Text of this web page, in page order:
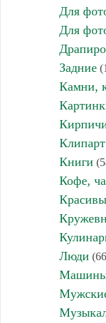
Для
Для
Задние
Камни,
Клипарт
Книги
Кофе,
Люди